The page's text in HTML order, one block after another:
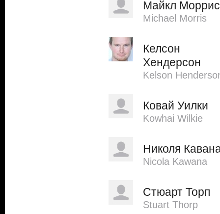
Майкл Моррис
Michael Morris
Келсон
Хендерсон
Kelson
Ковай Уилки
Kowhai Wilkie
Николя
Nicola Kawana
Стюарт Торп
Stuart Thorp